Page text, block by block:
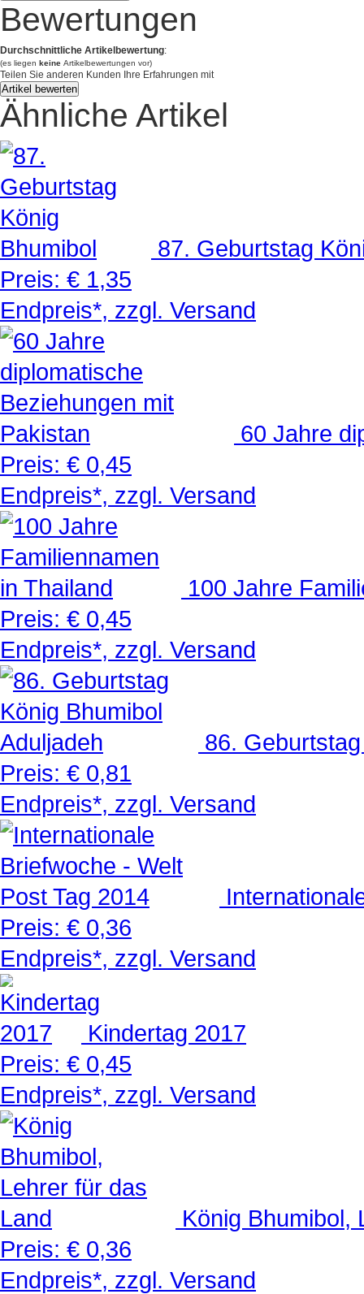
Bewertungen
Durchschnittliche Artikelbewertung:
(es liegen keine Artikelbewertungen vor)
Teilen Sie anderen Kunden Ihre Erfahrungen mit
Ähnliche Artikel
87. Geburtstag
Preis: € 1,35
Endpreis*, zzgl. Versand
60 Jahre
Preis: € 0,45
Endpreis*, zzgl. Versand
100 Jahre
Preis: € 0,45
Endpreis*, zzgl. Versand
86.
Preis: € 0,81
Endpreis*, zzgl. Versand
Preis: € 0,36
Endpreis*, zzgl. Versand
Kindertag 2017
Preis: € 0,45
Endpreis*, zzgl. Versand
König Bhumibol,
Preis: € 0,36
Endpreis*, zzgl. Versand